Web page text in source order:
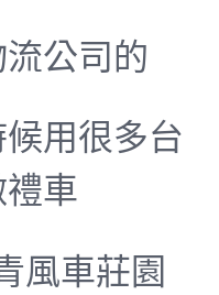
公司的
用很多台
車
風車莊園